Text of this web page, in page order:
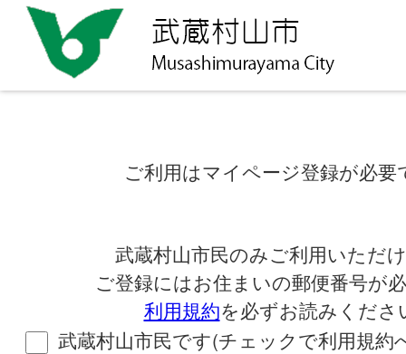
ご利用はマイページ登録が必要
武蔵村山市民のみご利用いただ
ご登録にはお住まいの郵便番号が
利用規約を必ずお読みくださ
武蔵村山市民です(チェックで利用規約